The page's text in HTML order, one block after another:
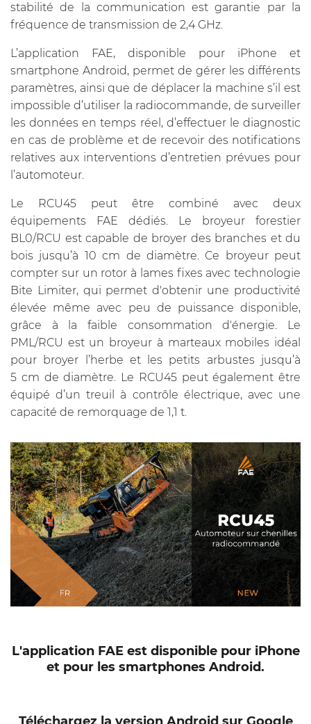
stabilité de la communication est garantie par la
fréquence de transmission de 2,4 GHz.
L’application FAE, disponible pour iPhone et
smartphone Android, permet de gérer les différents
paramètres, ainsi que de déplacer la machine s’il est
impossible d’utiliser la radiocommande, de surveiller
les données en temps réel, d’effectuer le diagnostic
en cas de problème et de recevoir des notifications
relatives aux interventions d’entretien prévues pour
l’automoteur.
Le RCU45 peut être combiné avec deux
équipements FAE dédiés. Le broyeur forestier
BL0/RCU est capable de broyer des branches et du
bois jusqu’à 10 cm de diamètre. Ce broyeur peut
compter sur un rotor à lames fixes avec technologie
Bite Limiter, qui permet d'obtenir une productivité
élevée même avec peu de puissance disponible,
grâce à la faible consommation d'énergie. Le
PML/RCU est un broyeur à marteaux mobiles idéal
pour broyer l’herbe et les petits arbustes jusqu’à
5 cm de diamètre. Le RCU45 peut également être
équipé d’un treuil à contrôle électrique, avec une
capacité de remorquage de 1,1 t.
L'application FAE est disponible pour iPhone
et pour les smartphones Android.
Téléchargez la version Android sur Google